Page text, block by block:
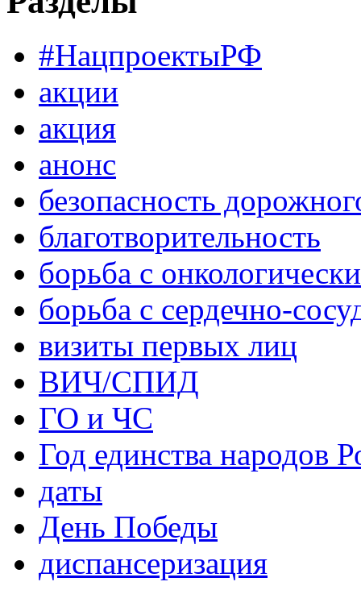
#НацпроектыРФ
акции
акция
анонс
безопасность
благотворительность
борьба с
борьба с сердечно-
визиты первых лиц
ВИЧ/СПИД
ГО и ЧС
Год единства народов
даты
День Победы
диспансеризация